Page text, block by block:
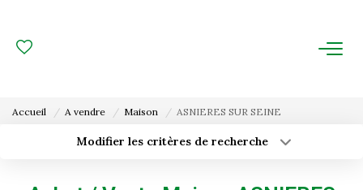
ESTIMATION
Accueil A vendre Maison ASNIERES SUR SEINE
Modifier les critères de recherche